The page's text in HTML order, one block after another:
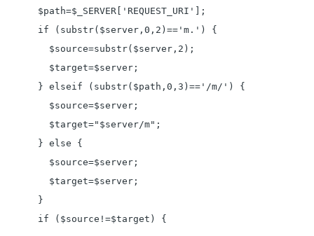
$path=$_SERVER['REQUEST_URI'];
if (substr($server,0,2)=='m.') {
  $source=substr($server,2);
  $target=$server;
} elseif (substr($path,0,3)=='/m/') {
  $source=$server;
  $target="$server/m";
} else {
  $source=$server;
  $target=$server;
}
if ($source!=$target) {